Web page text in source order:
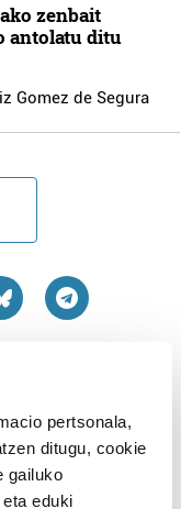
pertsonala,
ditugu, cookie
gailuko
eduki
zenbait
antolatu ditu
Gomez de Segura